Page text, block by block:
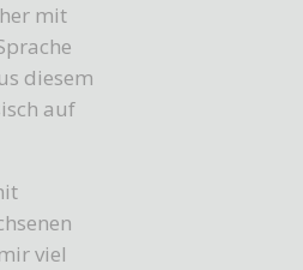
mit
diesem
auf
viel